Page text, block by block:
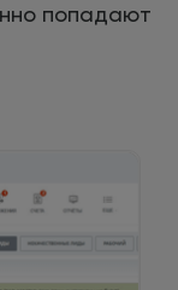
попадают